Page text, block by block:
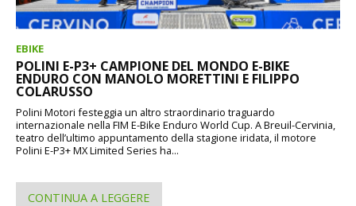
EBIKE
POLINI E-P3+ CAMPIONE DEL MONDO E-BIKE
ENDURO CON MANOLO MORETTINI E FILIPPO
COLARUSSO
Polini Motori festeggia un altro straordinario traguardo
internazionale nella FIM E-Bike Enduro World Cup. A Breuil-Cervinia,
teatro dell’ultimo appuntamento della stagione iridata, il motore
Polini E-P3+ MX Limited Series ha...
CONTINUA A LEGGERE